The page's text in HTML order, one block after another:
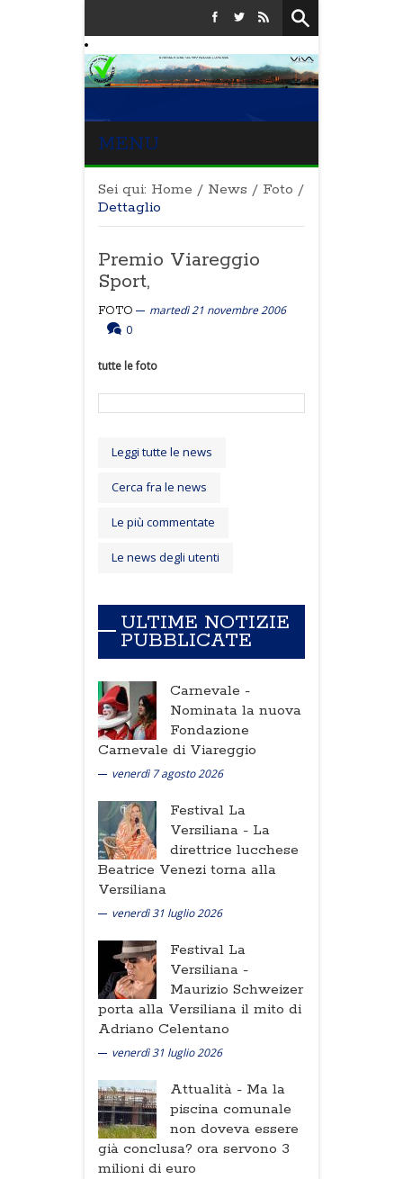
MENU
Sei qui: Home / News / Foto /
Dettaglio
Premio Viareggio
Sport,
FOTO
martedì 21 novembre 2006
0
tutte le foto
Leggi tutte le news
Cerca fra le news
Le più commentate
Le news degli utenti
ULTIME NOTIZIE
PUBBLICATE
Carnevale -
Nominata la nuova
Fondazione
Carnevale di Viareggio
venerdì 7 agosto 2026
Festival La
Versiliana - La
direttrice lucchese
Beatrice Venezi torna alla
Versiliana
venerdì 31 luglio 2026
Festival La
Versiliana -
Maurizio Schweizer
porta alla Versiliana il mito di
Adriano Celentano
venerdì 31 luglio 2026
Attualità - Ma la
piscina comunale
non doveva essere
già conclusa? ora servono 3
milioni di euro